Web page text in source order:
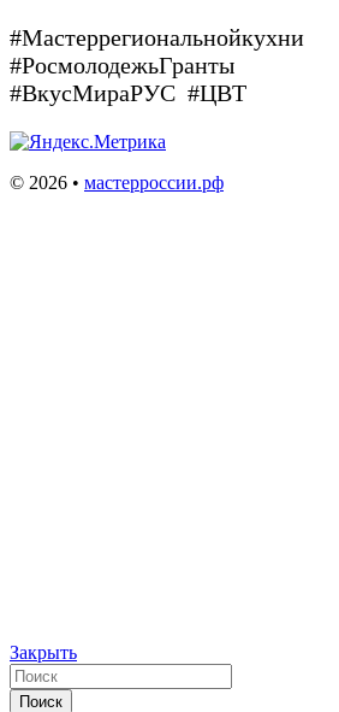
#Мастеррегиональнойкухни
#РосмолодежьГранты
#ВкусМираРУС #ЦВТ
© 2026 • мастерроссии.рф
Закрыть
Поиск